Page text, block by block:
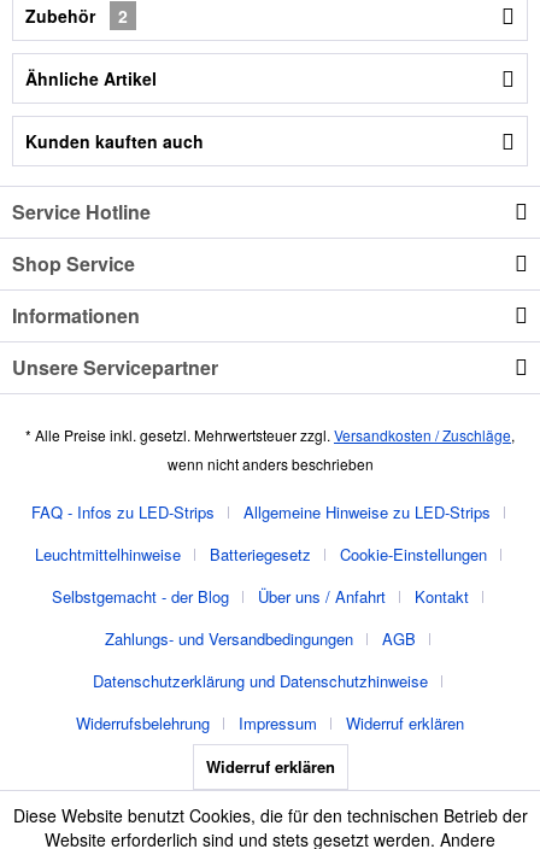
Zubehör 2
Ähnliche Artikel
Kunden kauften auch
Service Hotline
Shop Service
Informationen
Unsere Servicepartner
* Alle Preise inkl. gesetzl. Mehrwertsteuer zzgl. Versandkosten / Zuschläge,
wenn nicht anders beschrieben
FAQ - Infos zu LED-Strips
Allgemeine Hinweise zu LED-Strips
Leuchtmittelhinweise
Batteriegesetz
Cookie-Einstellungen
Selbstgemacht - der Blog
Über uns / Anfahrt
Kontakt
Zahlungs- und Versandbedingungen
AGB
Datenschutzerklärung und Datenschutzhinweise
Widerrufsbelehrung
Impressum
Widerruf erklären
Widerruf erklären
Diese Website benutzt Cookies, die für den technischen Betrieb der
Website erforderlich sind und stets gesetzt werden. Andere